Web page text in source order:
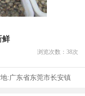
鲜
浏览次数： 38次
:广东省东莞市长安镇